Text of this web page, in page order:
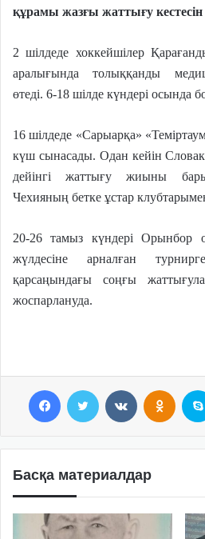
құрамы жазғы жаттығу
2 шілдеде хоккейшілер
аралығында толыққанды
өтеді. 6-18 шілде күндері осында
16 шілдеде «Сарыарқа»
күш сынасады. Одан кейін
дейінгі жаттығу жиыны
Чехияның бетке ұстар
20-26 тамыз күндері Орынбор
жүлдесіне арналған
қарсаңындағы соңғы
жоспарлануда.
Басқа материалдар